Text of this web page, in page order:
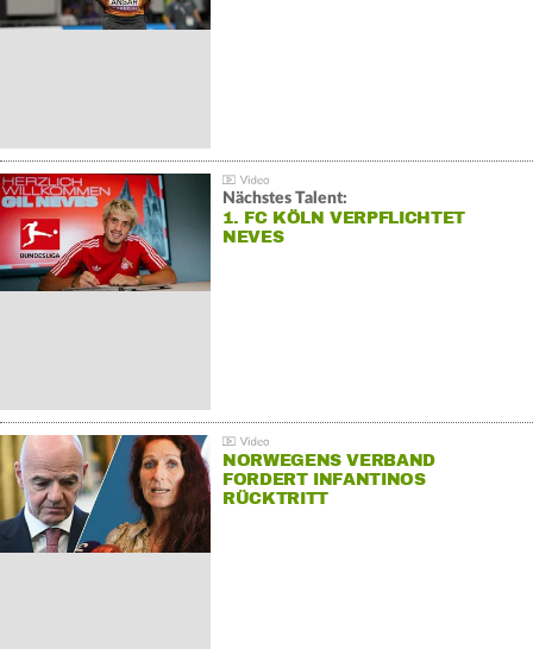
Nächstes Talent:
1. FC KÖLN VERPFLICHTET
NEVES
NORWEGENS VERBAND
FORDERT INFANTINOS
RÜCKTRITT